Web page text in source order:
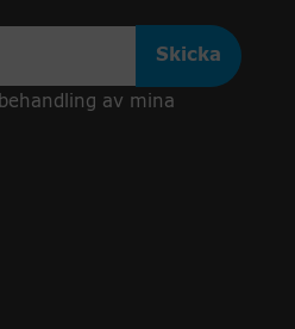
behandling av mina